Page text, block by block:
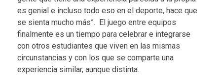
es genial e incluso todo eso en el deporte, hace que
se sienta mucho más”. El juego entre equipos
finalmente es un tiempo para celebrar e integrarse
con otros estudiantes que viven en las mismas
circunstancias y con los que se comparte una
experiencia similar, aunque distinta.